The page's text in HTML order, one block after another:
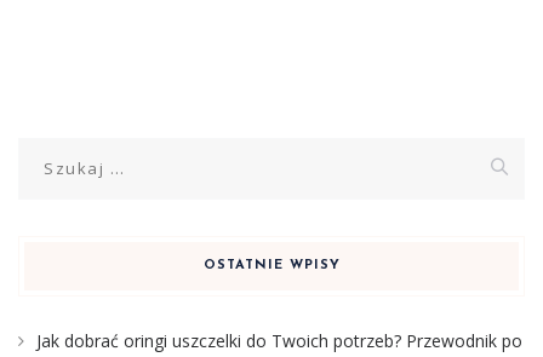
OSTATNIE WPISY
Jak dobrać oringi uszczelki do Twoich potrzeb? Przewodnik po